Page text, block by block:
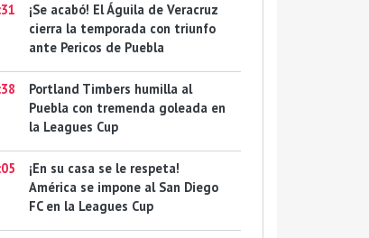
¡Se acabó! El Águila de Veracruz
cierra la temporada con triunfo
ante Pericos de Puebla
Portland Timbers humilla al
Puebla con tremenda goleada en
la Leagues Cup
¡En su casa se le respeta!
América se impone al San Diego
FC en la Leagues Cup